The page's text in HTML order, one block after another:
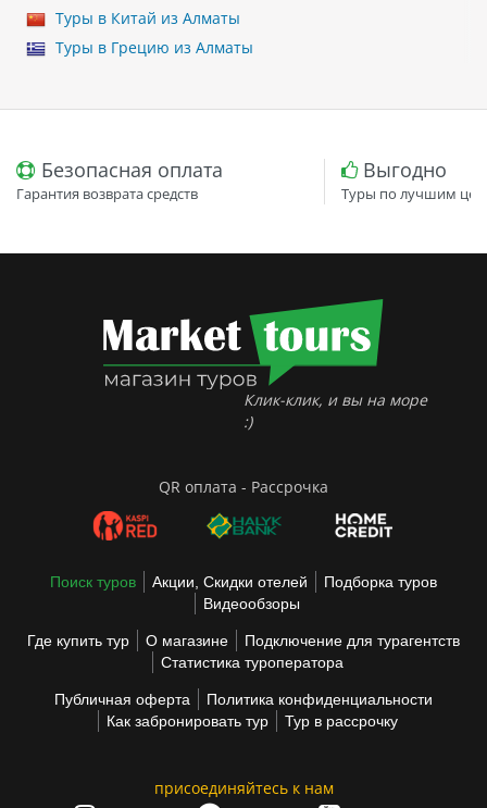
Туры в Китай из Алматы
Туры в Грецию из Алматы
Безопасная оплата
Гарантия возврата средств
Выгодно
Туры по лучшим
Клик-клик, и вы на море
:)
QR оплата - Рассрочка
Поиск туров Акции, Скидки отелей
Подборка туров
Видеообзоры
Где купить тур О магазине
Подключение для турагентств
Статистика туроператора
Публичная оферта
Политика конфиденциальности
Как забронировать тур
Тур в рассрочку
присоединяйтесь к нам